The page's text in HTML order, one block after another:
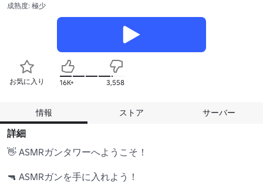
成熟度: 極少
お気に入り 16K+ 3,558
情報 ストア サーバー
詳細
👋 ASMRガンタワーへようこそ！
🔫 ASMRガンを手に入れよう！